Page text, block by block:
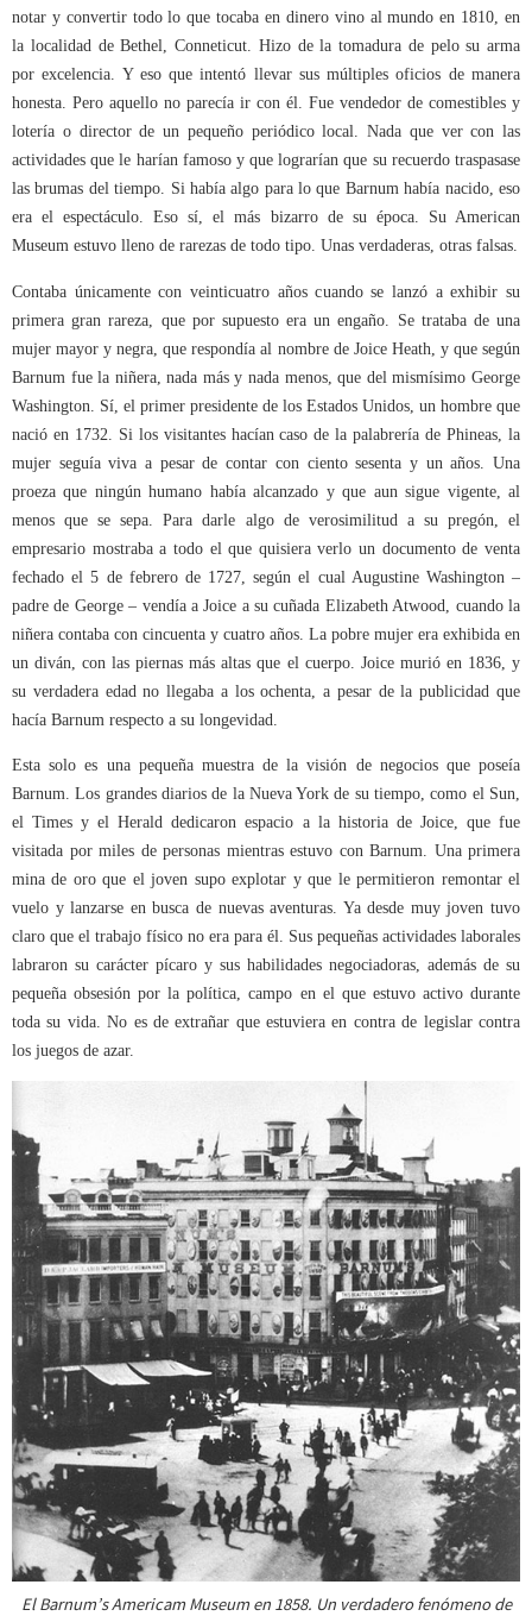
notar y convertir todo lo que tocaba en dinero vino al mundo en 1810, en
la localidad de Bethel, Conneticut. Hizo de la tomadura de pelo su arma
por excelencia. Y eso que intentó llevar sus múltiples oficios de manera
honesta. Pero aquello no parecía ir con él. Fue vendedor de comestibles y
lotería o director de un pequeño periódico local. Nada que ver con las
actividades que le harían famoso y que lograrían que su recuerdo traspasase
las brumas del tiempo. Si había algo para lo que Barnum había nacido, eso
era el espectáculo. Eso sí, el más bizarro de su época. Su American
Museum estuvo lleno de rarezas de todo tipo. Unas verdaderas, otras falsas.
Contaba únicamente con veinticuatro años cuando se lanzó a exhibir su
primera gran rareza, que por supuesto era un engaño. Se trataba de una
mujer mayor y negra, que respondía al nombre de Joice Heath, y que según
Barnum fue la niñera, nada más y nada menos, que del mismísimo George
Washington. Sí, el primer presidente de los Estados Unidos, un hombre que
nació en 1732. Si los visitantes hacían caso de la palabrería de Phineas, la
mujer seguía viva a pesar de contar con ciento sesenta y un años. Una
proeza que ningún humano había alcanzado y que aun sigue vigente, al
menos que se sepa. Para darle algo de verosimilitud a su pregón, el
empresario mostraba a todo el que quisiera verlo un documento de venta
fechado el 5 de febrero de 1727, según el cual Augustine Washington –
padre de George – vendía a Joice a su cuñada Elizabeth Atwood, cuando la
niñera contaba con cincuenta y cuatro años. La pobre mujer era exhibida en
un diván, con las piernas más altas que el cuerpo. Joice murió en 1836, y
su verdadera edad no llegaba a los ochenta, a pesar de la publicidad que
hacía Barnum respecto a su longevidad.
Esta solo es una pequeña muestra de la visión de negocios que poseía
Barnum. Los grandes diarios de la Nueva York de su tiempo, como el Sun,
el Times y el Herald dedicaron espacio a la historia de Joice, que fue
visitada por miles de personas mientras estuvo con Barnum. Una primera
mina de oro que el joven supo explotar y que le permitieron remontar el
vuelo y lanzarse en busca de nuevas aventuras. Ya desde muy joven tuvo
claro que el trabajo físico no era para él. Sus pequeñas actividades laborales
labraron su carácter pícaro y sus habilidades negociadoras, además de su
pequeña obsesión por la política, campo en el que estuvo activo durante
toda su vida. No es de extrañar que estuviera en contra de legislar contra
los juegos de azar.
El Barnum’s Americam Museum en 1858. Un verdadero fenómeno de